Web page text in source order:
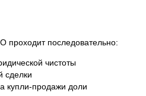
проходит последовательно:
чистоты
сделки
купли-продажи доли